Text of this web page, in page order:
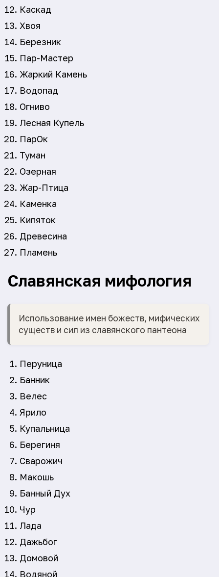
Каскад
Хвоя
Березник
Пар-Мастер
Жаркий Камень
Водопад
Огниво
Лесная Купель
ПарОк
Туман
Озерная
Жар-Птица
Каменка
Кипяток
Древесина
Пламень
Славянская мифология
Использование имен божеств, мифических
существ и сил из славянского пантеона
Перуница
Банник
Велес
Ярило
Купальница
Берегиня
Сварожич
Макошь
Банный Дух
Чур
Лада
Дажьбог
Домовой
Водяной